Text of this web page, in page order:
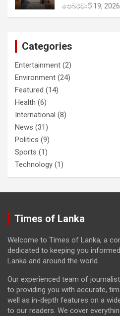
පෙබරවාරි 19, 2026
Categories
Entertainment (2)
Environment (24)
Featured (14)
Health (6)
International (8)
News (31)
Politics (9)
Sports (1)
Technology (1)
Times of Lanka
Welcome to Times of Lanka, a
dedicated to keeping you
Lanka and around the world.
Our experienced team of
to providing you with accurate,
well as in-depth features on a
to our readers. We cover